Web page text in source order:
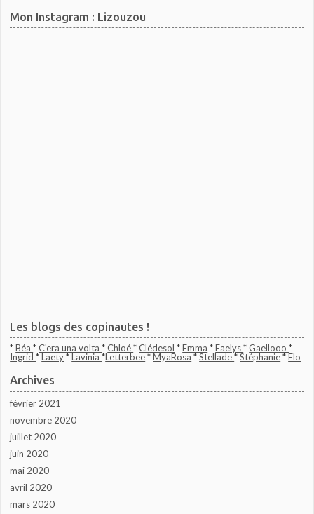
Mon Instagram : Lizouzou
Les blogs des copinautes !
*Béa*C'era una volta*Chloé*Clédesol *Emma *Faelys*Gaellooo*
Ingrid*Laety*Lavinia*Letterbee*MyaRosa *Stellade*Stéphanie*Elo
Archives
février 2021
novembre 2020
juillet 2020
juin 2020
mai 2020
avril 2020
mars 2020